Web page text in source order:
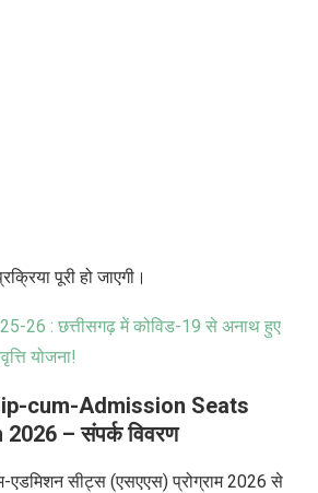
पूरी हो जाएगी।
26 : छत्तीसगढ़ में कोविड-19 से अनाथ हुए
योजना!
cum-Admission Seats
– संपर्क विवरण
एडमिशन सीट्स (एसएएस) प्रोग्राम 2026 से